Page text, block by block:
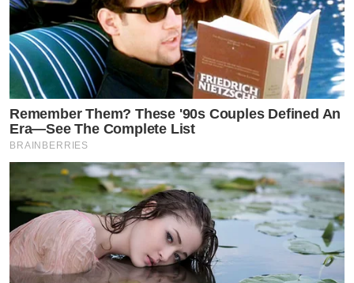
Remember Them? These '90s Couples Defined An
Era—See The Complete List
BRAINBERRIES